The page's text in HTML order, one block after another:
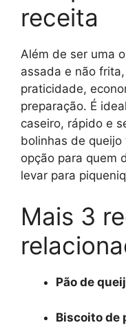
receita
Além de ser uma
assada e não
praticidade,
preparação. É
caseiro, rápido e
bolinhas de
opção para quem
levar para
Mais 3
Pão de
Biscoito de